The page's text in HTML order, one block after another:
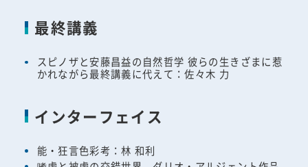
最終講義
スピノザと安藤昌益の自然哲学 彼らの生きざまに惹
かれながら最終講義に代えて：佐々木 力
インターフェイス
能・狂言色彩考：林 和利